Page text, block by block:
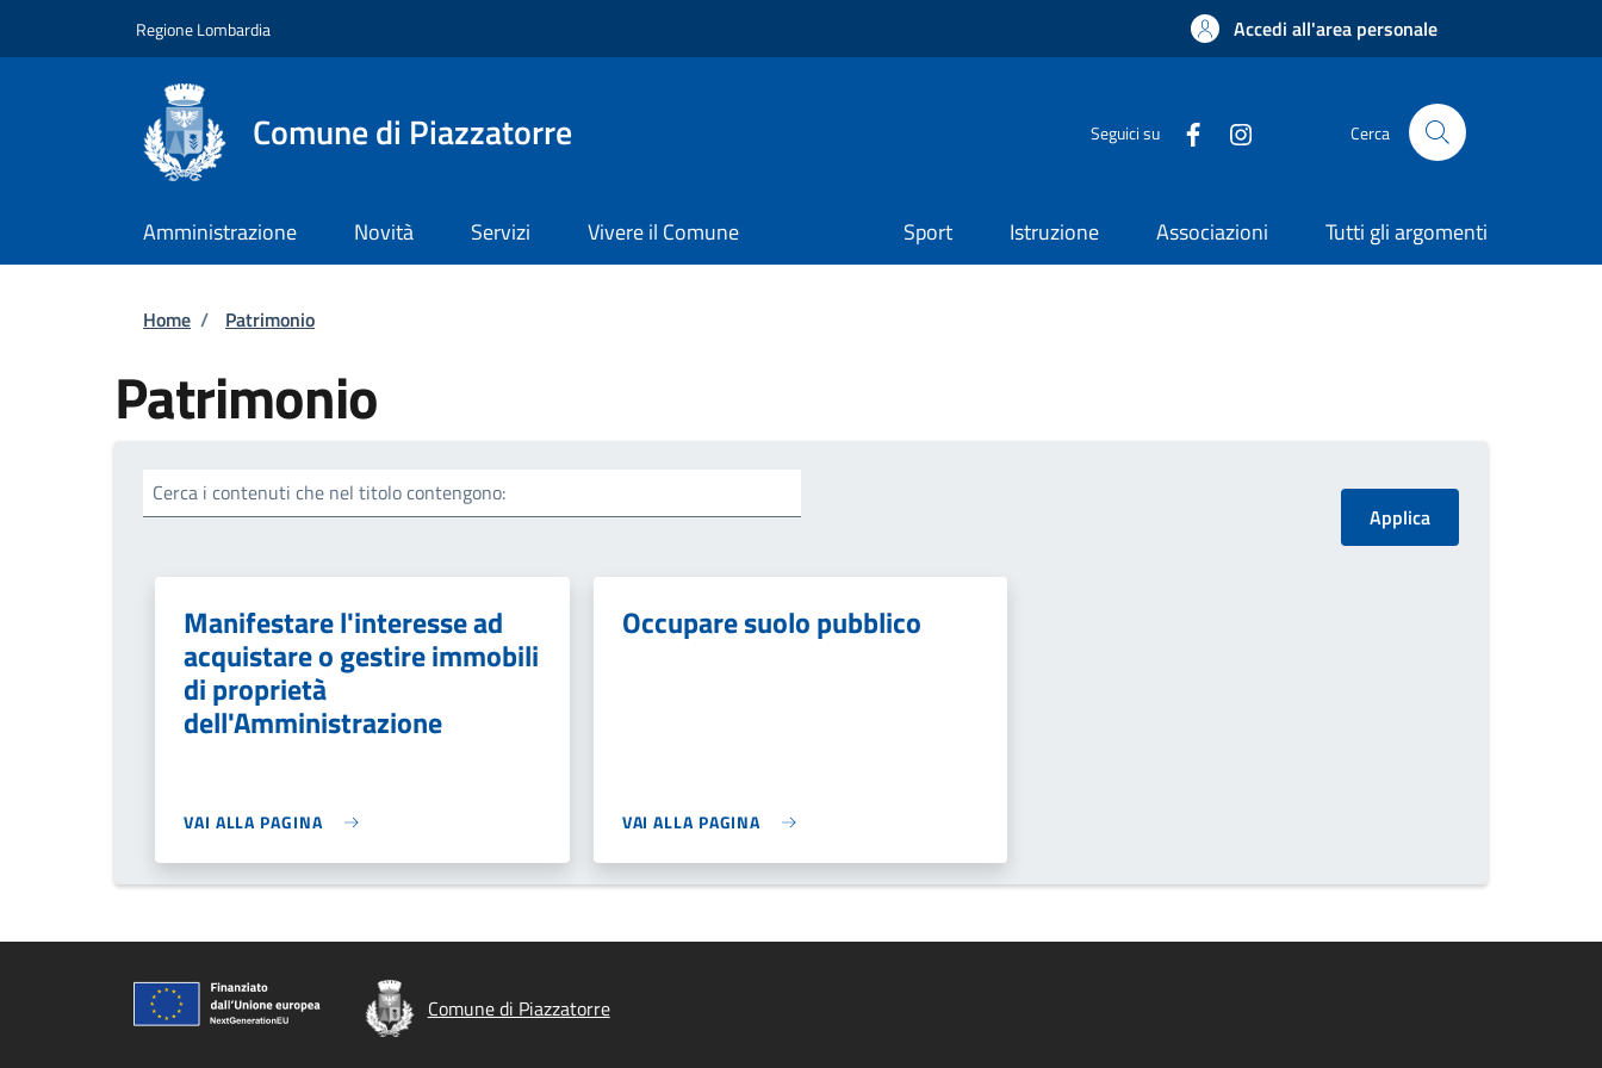
Regione Lombardia Accedi all'area personale
Comune di Piazzatorre Seguici su Cerca
Amministrazione Novità Servizi Vivere il Comune Sport Istruzione Associazioni Tutti gli argomenti
Briciole di pane
Home / Patrimonio
Patrimonio
Cerca i contenuti che nel titolo contengono:
Manifestare l'interesse ad
acquistare o gestire immobili
di proprietà
dell'Amministrazione
VAI ALLA PAGINA
Occupare suolo pubblico
VAI ALLA PAGINA
Comune di Piazzatorre